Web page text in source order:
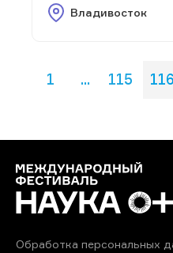
Владивосток
1 ... 115 116
Обработка персональных